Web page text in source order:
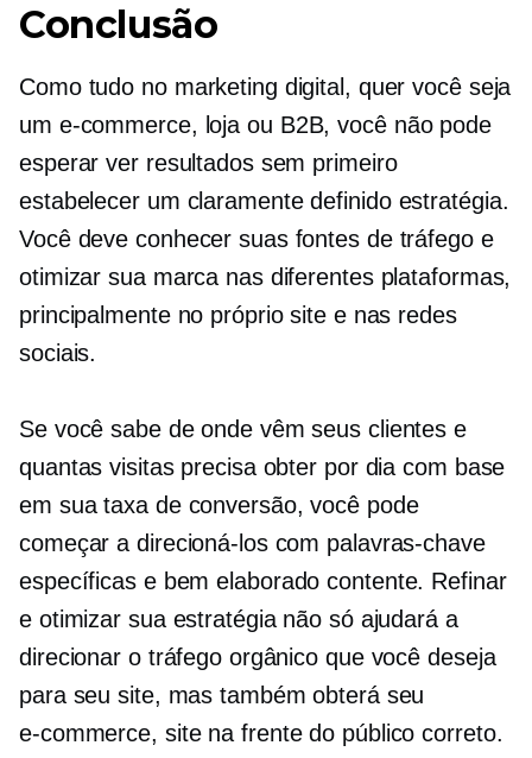
Conclusão
Como tudo no marketing digital, quer você seja
um e-commerce, loja ou B2B, você não pode
esperar ver resultados sem primeiro
estabelecer um claramente definidoestratégia.
Você deve conhecer suas fontes de tráfego e
otimizar sua marca nas diferentes plataformas,
principalmente no próprio site e nas redes
sociais.
Se você sabe de onde vêm seus clientes e
quantas visitas precisa obter por dia com base
em sua taxa de conversão, você pode
começar a direcioná-los com palavras-chave
específicas e bem elaborado contente. Refinar
e otimizar sua estratégia não só ajudará a
direcionar o tráfego orgânico que você deseja
para seu site, mas também obterá seu
e-commerce, site na frente do público correto.